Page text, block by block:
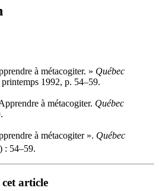
à métacogiter. » Québec
1992, p. 54–59.
à métacogiter. Québec
à métacogiter ». Québec
: 54–59.
article